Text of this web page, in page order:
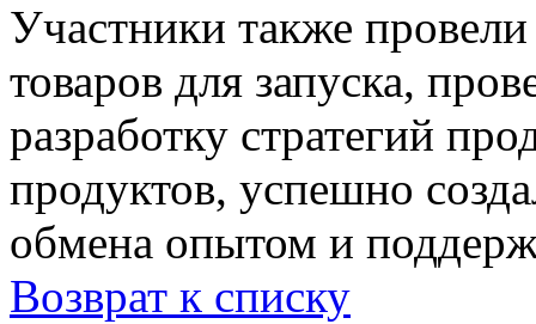
Участники также
товаров для запуска,
разработку стратегий
продуктов, успешно
обмена опытом и
Возврат к списку